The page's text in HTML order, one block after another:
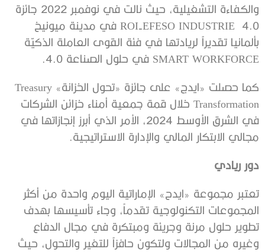
والكفاءة التشغيلية، حيث نالت في نوفمبر 2022 جائزة
ROI-EFESO INDUSTRIE 4.0 في مدينة ميونيخ
بألمانيا تقديراً لريادتها في فئة القوى العاملة الذكيّة
SMART WORKFORCE في حلول الصناعة 4.0.
كما حصلت «ايدج» على جائزة «تحول الخزانة» Treasury
Transformation خلال قمة جمعية أمناء خزائن الشركات
في الشرق الأوسط 2024، الأمر الذي أبرز إنجازاتها في
مجالي الابتكار المالي والإدارة الاستراتيجية.
دور ريادي
تعتبر مجموعة «ايدح» الإماراتية اليوم واحدة من أكثر
المجموعات التكنولوجية تقدماً، وجاء تأسيسها بهدف
تطوير حلول مرنة وجريئة ومبتكرة في مجال الدفاع
وغيره من المجالات ولتكون حافزاً للتغير والتحول، حيث